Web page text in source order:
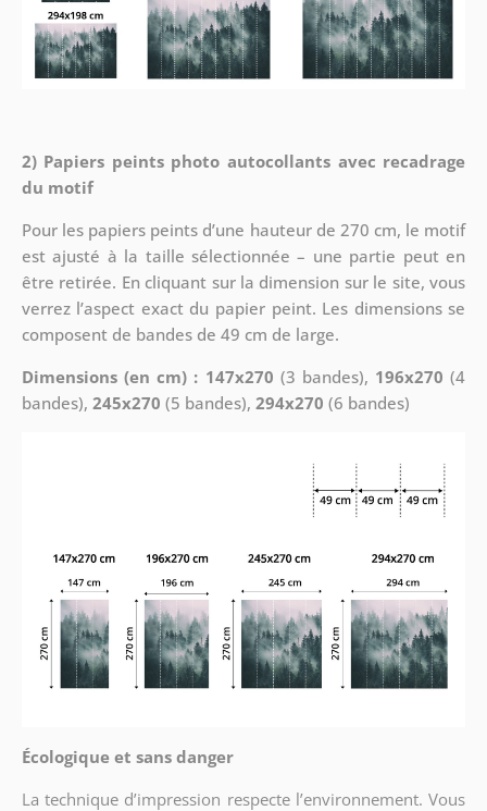
2) Papiers peints photo autocollants avec recadrage
du motif
Pour les papiers peints d’une hauteur de 270 cm, le motif
est ajusté à la taille sélectionnée – une partie peut en
être retirée. En cliquant sur la dimension sur le site, vous
verrez l’aspect exact du papier peint. Les dimensions se
composent de bandes de 49 cm de large.
Dimensions (en cm) : 147x270 (3 bandes), 196x270 (4
bandes), 245x270 (5 bandes), 294x270 (6 bandes)
Écologique et sans danger
La technique d’impression respecte l’environnement. Vous